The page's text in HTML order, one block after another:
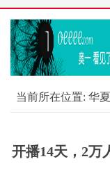
当前所在位置: 华
开播14天，2万